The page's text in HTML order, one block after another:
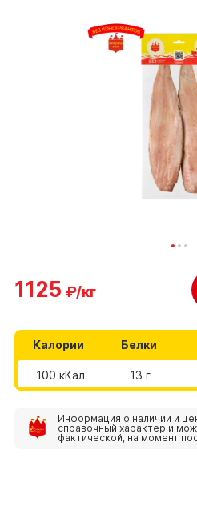
1125 ₽/кг
Калории Белки
100 кКал 13 г
Информация о наличии и
справочный характер и
фактической, на момент